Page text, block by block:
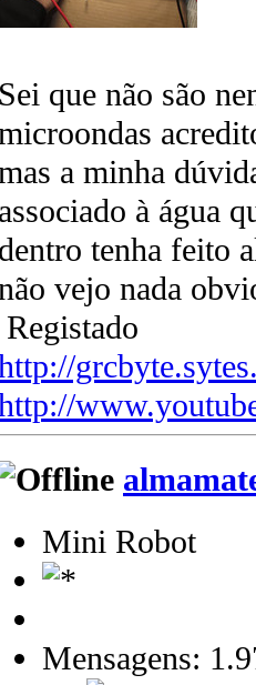
Sei que não são
a minha
associado à água
dentro tenha feito
vejo nada
Registado
Mini Robot
Mensagens: